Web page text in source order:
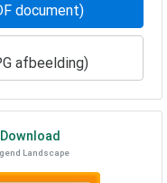
document)
afbeelding)
Download
Landscape